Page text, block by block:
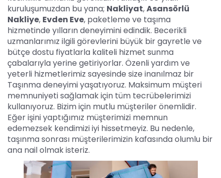
kuruluşumuzdan bu yana; Nakliyat,Asansörlü
Nakliye, Evden Eve, paketleme ve taşıma
hizmetinde yılların deneyimini edindik. Becerikli
uzmanlarımız ilgili görevlerini büyük bir gayretle ve
bütçe dostu fiyatlarla kaliteli hizmet sunma
çabalarıyla yerine getiriyorlar. Özenli yardım ve
yeterli hizmetlerimiz sayesinde size inanılmaz bir
Taşınma deneyimi yaşatıyoruz. Maksimum müşteri
memnuniyeti sağlamak için tüm tecrübelerimizi
kullanıyoruz. Bizim için mutlu müşteriler önemlidir.
Eğer işini yaptığımız müşterimizi memnun
edemezsek kendimizi iyi hissetmeyiz. Bu nedenle,
taşınma sonrası müşterilerimizin kafasında olumlu bir
ana nail olmak isteriz.